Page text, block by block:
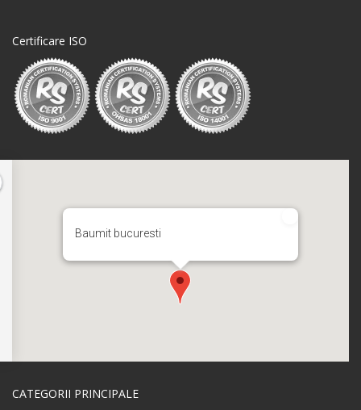
Certificare ISO
Baumit bucuresti
CATEGORII PRINCIPALE